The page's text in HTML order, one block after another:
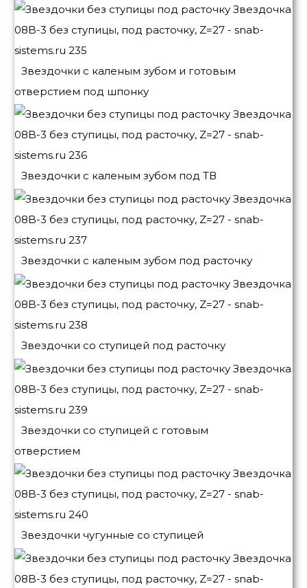
Звездочки с каленым зубом и готовым
отверстием под шпонку
Звездочки с каленым зубом под ТВ
Звездочки с каленым зубом под расточку
Звездочки со ступицей под расточку
Звездочки со ступицей с готовым
отверстием
Звездочки чугунные со ступицей